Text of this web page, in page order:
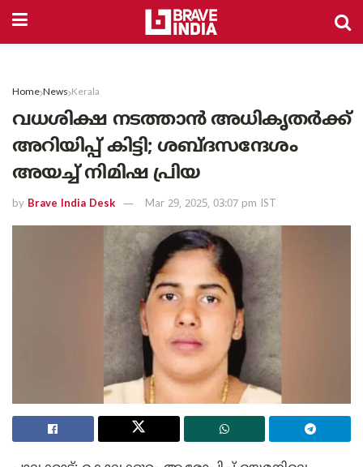
Home News Kerala
വധശിക്ഷ നടത്താൻ അധികൃതർക്ക്
അറിയിപ്പ് കിട്ടി; ശബ്ദസന്ദേശം
അയച്ച് നിമിഷ പ്രിയ
by Brave India Desk Mar 29, 2025, 03:07 pm IST